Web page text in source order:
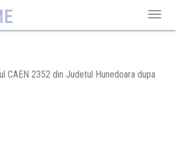
CAEN 2352 din Judetul Hunedoara dupa